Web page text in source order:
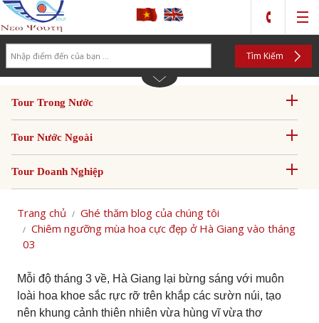
Tìm Kiếm
Tour Trong Nước
Tour Nước Ngoài
Tour Doanh Nghiệp
Trang chủ
Ghé thăm blog của chúng tôi
Chiêm ngưỡng mùa hoa cực đẹp ở Hà Giang vào tháng
03
Mỗi độ tháng 3 về, Hà Giang lại bừng sáng với muôn
loài hoa khoe sắc rực rỡ trên khắp các sườn núi, tạo
nên khung cảnh thiên nhiên vừa hùng vĩ vừa thơ